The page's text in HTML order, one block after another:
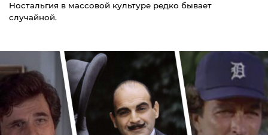
Ностальгия в массовой культуре редко бывает
случайной.